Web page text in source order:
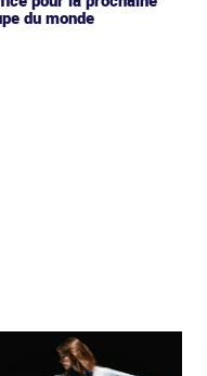
du monde